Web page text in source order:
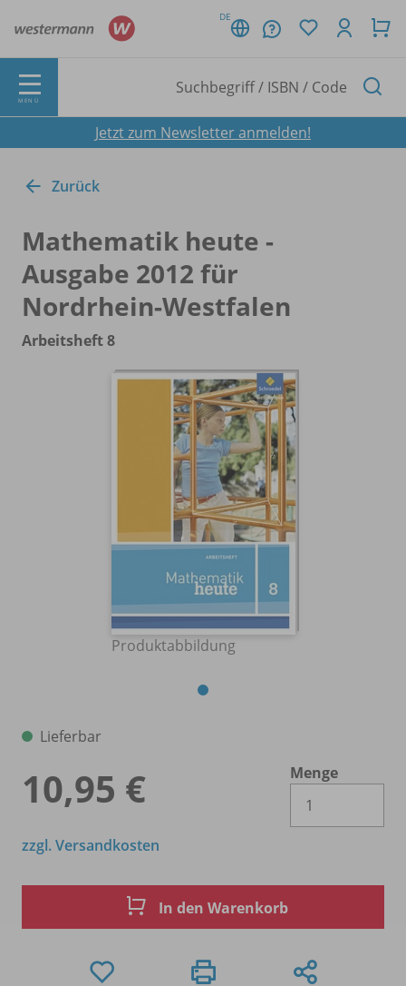
DE
MENÜ
Jetzt zum Newsletter anmelden!
Zurück
Mathematik heute -
Ausgabe 2012 für
Nordrhein-Westfalen
Arbeitsheft 8
Produktabbildung
Lieferbar
10,95 €
Menge
zzgl. Versandkosten
In den Warenkorb